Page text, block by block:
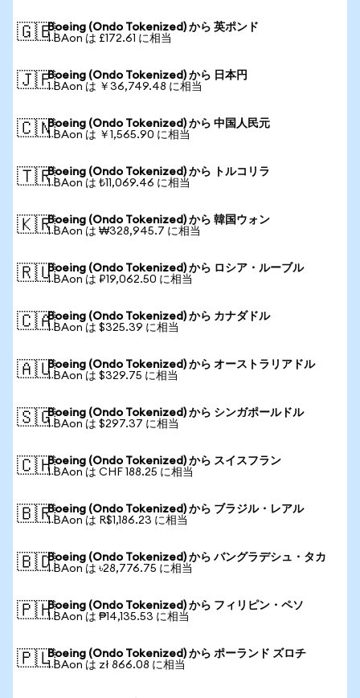
🇬🇧Boeing (Ondo Tokenized) から 英ポンド
1 BAon は £172.61 に相当
🇯🇵Boeing (Ondo Tokenized) から 日本円
1 BAon は ￥36,749.48 に相当
🇨🇳Boeing (Ondo Tokenized) から 中国人民元
1 BAon は ￥1,565.90 に相当
🇹🇷Boeing (Ondo Tokenized) から トルコリラ
1 BAon は ₺11,069.46 に相当
🇰🇷Boeing (Ondo Tokenized) から 韓国ウォン
1 BAon は ₩328,945.7 に相当
🇷🇺Boeing (Ondo Tokenized) から ロシア・ルーブル
1 BAon は ₽19,062.50 に相当
🇨🇦Boeing (Ondo Tokenized) から カナダドル
1 BAon は $325.39 に相当
🇦🇺Boeing (Ondo Tokenized) から オーストラリアドル
1 BAon は $329.75 に相当
🇸🇬Boeing (Ondo Tokenized) から シンガポールドル
1 BAon は $297.37 に相当
🇨🇭Boeing (Ondo Tokenized) から スイスフラン
1 BAon は CHF 188.25 に相当
🇧🇷Boeing (Ondo Tokenized) から ブラジル・レアル
1 BAon は R$1,186.23 に相当
🇧🇩Boeing (Ondo Tokenized) から バングラデシュ・タカ
1 BAon は ৳28,776.75 に相当
🇵🇭Boeing (Ondo Tokenized) から フィリピン・ペソ
1 BAon は ₱14,135.53 に相当
🇵🇱Boeing (Ondo Tokenized) から ポーランド ズロチ
1 BAon は zł 866.08 に相当